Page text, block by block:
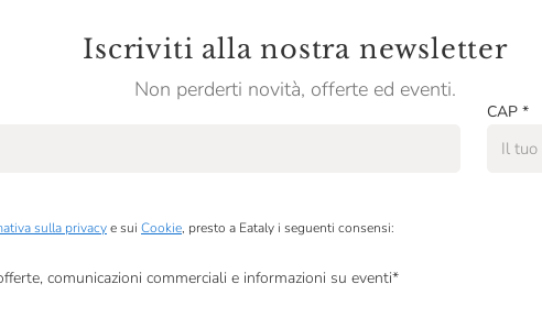
Iscriviti alla nostra newsletter
Non perderti novità, offerte ed eventi.
CAP *
sulla privacye sui Cookie, presto a Eataly i seguenti consensi:
comunicazioni commerciali e informazioni su eventi*